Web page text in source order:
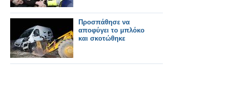
Προσπάθησε να
αποφύγει το μπλόκο
και σκοτώθηκε